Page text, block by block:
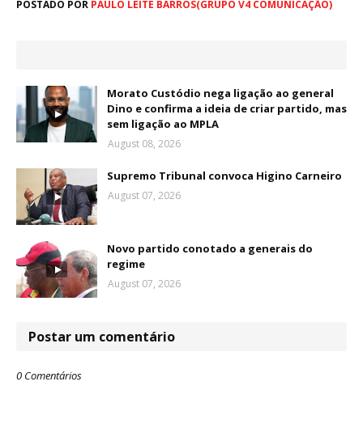
POSTADO POR PAULO LEITE BARROS(GRUPO V4 COMUNICAÇÃO)
Morato Custódio nega ligação ao general
Dino e confirma a ideia de criar partido, mas
sem ligação ao MPLA
August 08, 2026
Supremo Tribunal convoca Higino Carneiro
August 07, 2026
Novo partido conotado a generais do
regime
August 07, 2026
Postar um comentário
0 Comentários